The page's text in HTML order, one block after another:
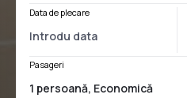
Data de plecare
Pasageri